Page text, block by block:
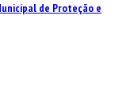
de Proteção e